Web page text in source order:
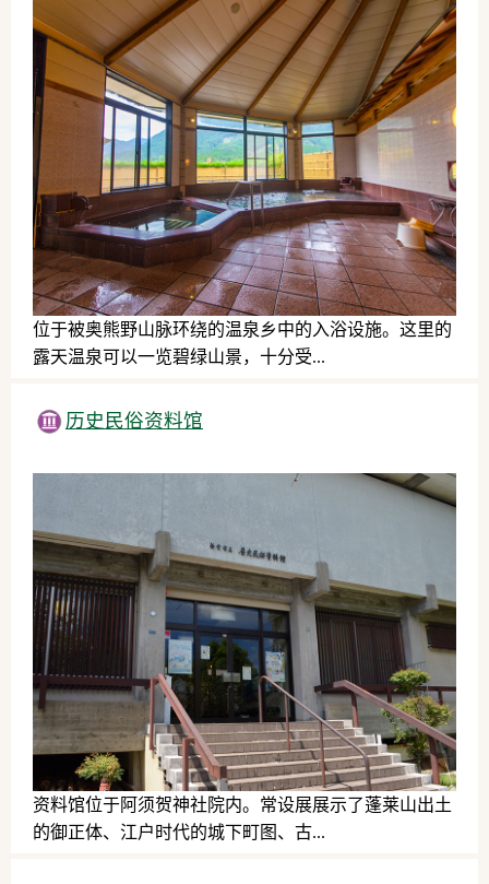
位于被奥熊野山脉环绕的温泉乡中的入浴设施。这里的
露天温泉可以一览碧绿山景，十分受...
历史民俗资料馆
资料馆位于阿须贺神社院内。常设展展示了蓬莱山出土
的御正体、江户时代的城下町图、古...